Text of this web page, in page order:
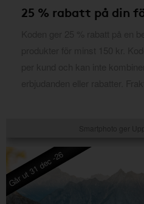
25 % rabatt på din
Går ut 31 dec -26